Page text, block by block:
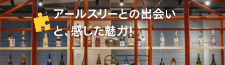
アールスリーとの出会い
と、感じた魅力！